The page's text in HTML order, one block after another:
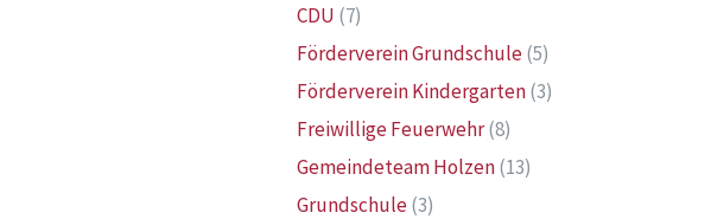
CDU (7)
Förderverein Grundschule(5)
Förderverein Kindergarten(3)
Freiwillige Feuerwehr(8)
Gemeindeteam Holzen(13)
Grundschule(3)